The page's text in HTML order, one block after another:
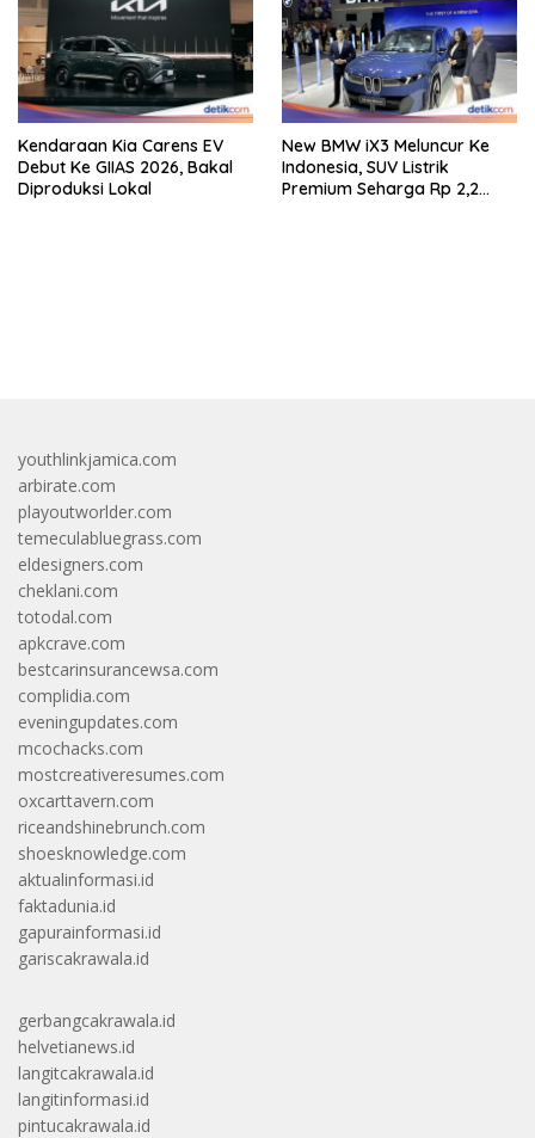
Kendaraan Kia Carens EV
Debut Ke GIIAS 2026, Bakal
Diproduksi Lokal
New BMW iX3 Meluncur Ke
Indonesia, SUV Listrik
Premium Seharga Rp 2,2
youthlinkjamica.com
arbirate.com
playoutworlder.com
temeculabluegrass.com
eldesigners.com
cheklani.com
totodal.com
apkcrave.com
bestcarinsurancewsa.com
complidia.com
eveningupdates.com
mcochacks.com
mostcreativeresumes.com
oxcarttavern.com
riceandshinebrunch.com
shoesknowledge.com
aktualinformasi.id
faktadunia.id
gapurainformasi.id
gariscakrawala.id
gerbangcakrawala.id
helvetianews.id
langitcakrawala.id
langitinformasi.id
pintucakrawala.id